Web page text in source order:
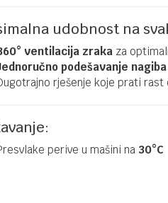
udobnost na
ventilacija zraka za
podešavanje
rješenje koje prati
perive u mašini na 30°C